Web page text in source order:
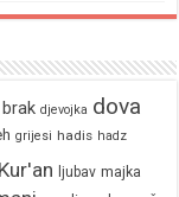
brak djevojka dova
grijesi hadis hadz
Kur'an ljubav majka